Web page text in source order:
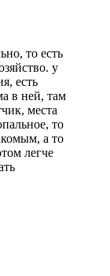
то есть
у
есть
в ней, там
места
то
а то
легче